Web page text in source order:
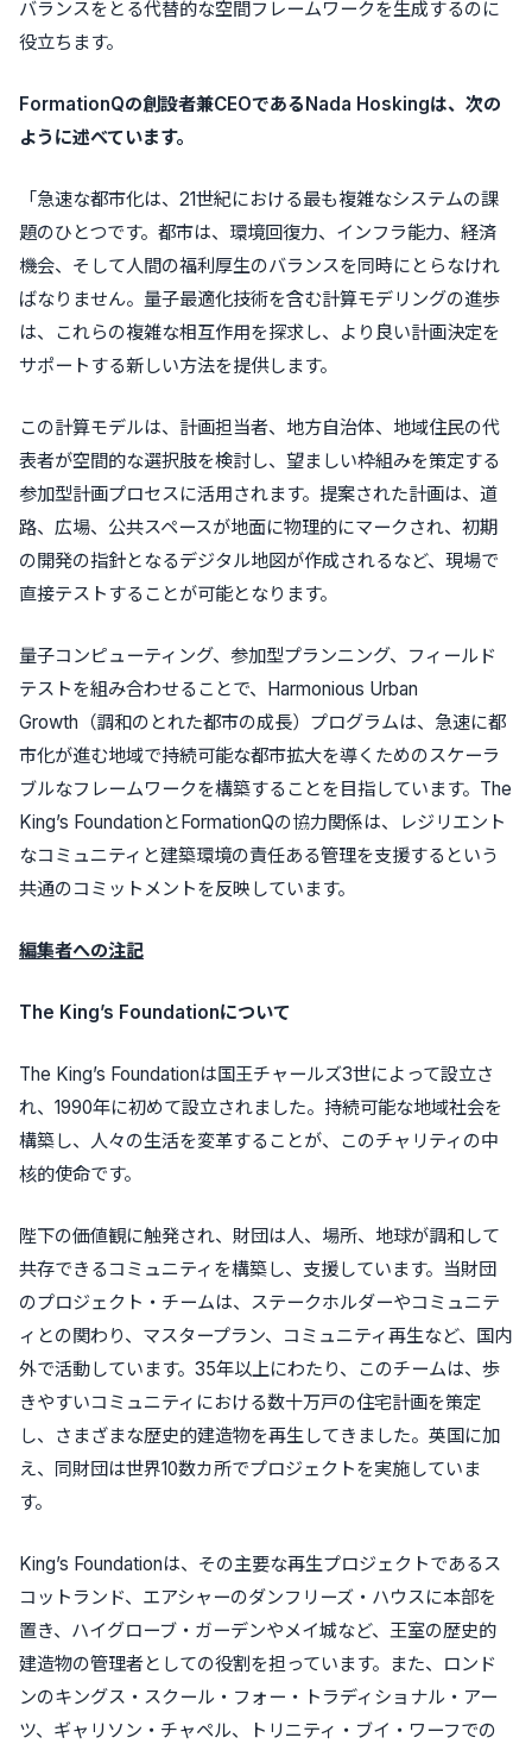
バランスをとる代替的な空間フレームワークを生成するのに
役立ちます。
FormationQの創設者兼CEOであるNada Hoskingは、次の
ように述べています。
「急速な都市化は、21世紀における最も複雑なシステムの課
題のひとつです。都市は、環境回復力、インフラ能力、経済
機会、そして人間の福利厚生のバランスを同時にとらなけれ
ばなりません。量子最適化技術を含む計算モデリングの進歩
は、これらの複雑な相互作用を探求し、より良い計画決定を
サポートする新しい方法を提供します。
この計算モデルは、計画担当者、地方自治体、地域住民の代
表者が空間的な選択肢を検討し、望ましい枠組みを策定する
参加型計画プロセスに活用されます。提案された計画は、道
路、広場、公共スペースが地面に物理的にマークされ、初期
の開発の指針となるデジタル地図が作成されるなど、現場で
直接テストすることが可能となります。
量子コンピューティング、参加型プランニング、フィールド
テストを組み合わせることで、Harmonious Urban
Growth（調和のとれた都市の成長）プログラムは、急速に都
市化が進む地域で持続可能な都市拡大を導くためのスケーラ
ブルなフレームワークを構築することを目指しています。The
King’s FoundationとFormationQの協力関係は、レジリエント
なコミュニティと建築環境の責任ある管理を支援するという
共通のコミットメントを反映しています。
編集者への注記
The King’s Foundationについて
The King’s Foundationは国王チャールズ3世によって設立さ
れ、1990年に初めて設立されました。持続可能な地域社会を
構築し、人々の生活を変革することが、このチャリティの中
核的使命です。
陛下の価値観に触発され、財団は人、場所、地球が調和して
共存できるコミュニティを構築し、支援しています。当財団
のプロジェクト・チームは、ステークホルダーやコミュニテ
ィとの関わり、マスタープラン、コミュニティ再生など、国内
外で活動しています。35年以上にわたり、このチームは、歩
きやすいコミュニティにおける数十万戸の住宅計画を策定
し、さまざまな歴史的建造物を再生してきました。英国に加
え、同財団は世界10数カ所でプロジェクトを実施していま
す。
King’s Foundationは、その主要な再生プロジェクトであるス
コットランド、エアシャーのダンフリーズ・ハウスに本部を
置き、ハイグローブ・ガーデンやメイ城など、王室の歴史的
建造物の管理者としての役割を担っています。また、ロンド
ンのキングス・スクール・フォー・トラディショナル・アー
ツ、ギャリソン・チャペル、トリニティ・ブイ・ワーフでの